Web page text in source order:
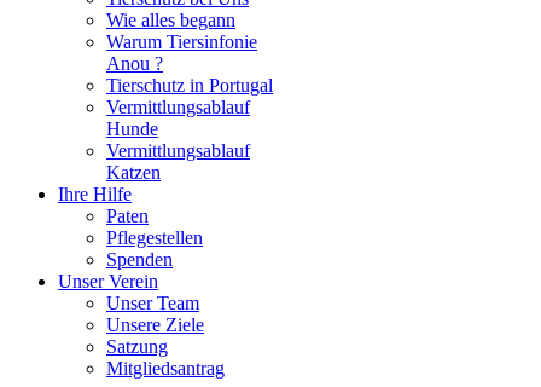
Wie alles begann
Warum Tiersinfonie
Anou ?
Tierschutz in Portugal
Vermittlungsablauf
Hunde
Vermittlungsablauf
Katzen
Ihre Hilfe
Paten
Pflegestellen
Spenden
Unser Verein
Unser Team
Unsere Ziele
Satzung
Mitgliedsantrag